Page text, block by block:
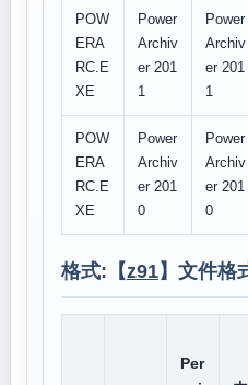
POW
ERA
RC.E
XE
Power
Archiv
er 201
1
Power
Archiv
er 201
1
POW
ERA
RC.E
XE
Power
Archiv
er 201
0
Power
Archiv
er 201
0
格式:【z91】文件格
Per